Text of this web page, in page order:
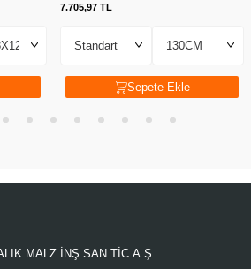
7.705,97TL
Sepete Ekle
MALZ.İNŞ.SAN.TİC.A.Ş